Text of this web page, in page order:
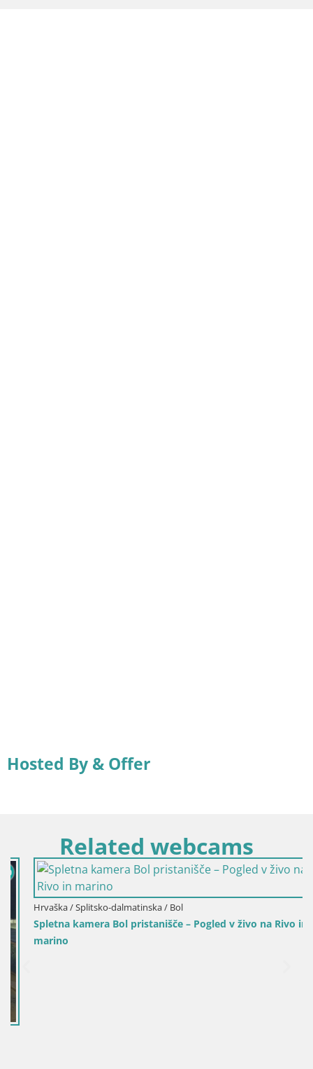
Hosted By & Offer
Related webcams
Hrvaška / Splitsko-dalmatinska / Bol
Spletna kamera Bol pristanišče – Pogled v živo na Rivo in
marino